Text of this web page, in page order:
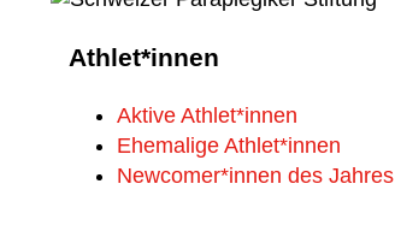
Athlet*innen
Aktive Athlet*innen
Ehemalige Athlet*innen
Newcomer*innen des Jahres